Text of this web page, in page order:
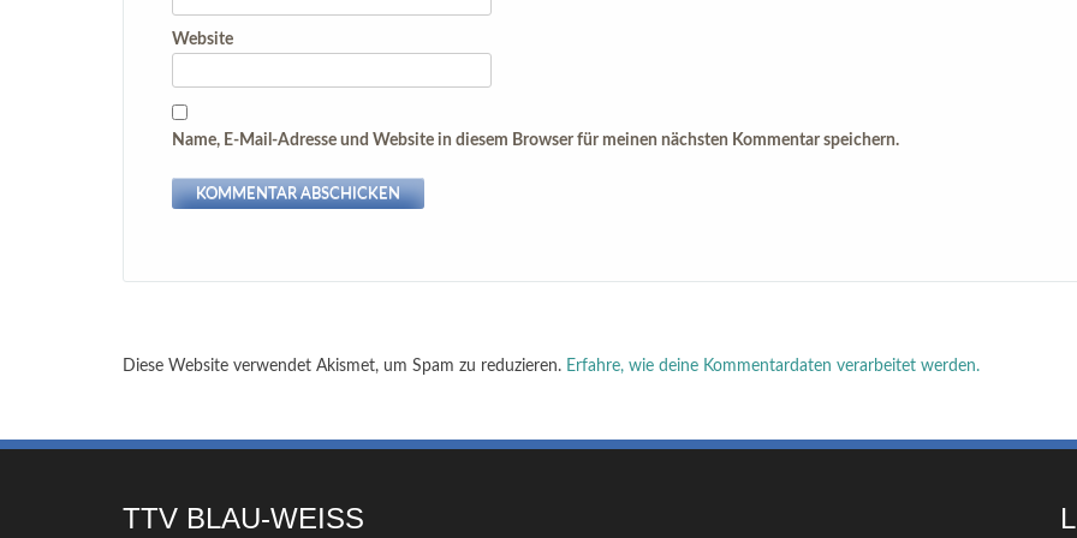
Website
Name, E-Mail-Adresse und Website in diesem Browser für meinen nächsten Kommentar speichern.
Diese Website verwendet Akismet, um Spam zu reduzieren. Erfahre, wie deine Kommentardaten verarbeitet werden.
TTV BLAU-WEISS Z